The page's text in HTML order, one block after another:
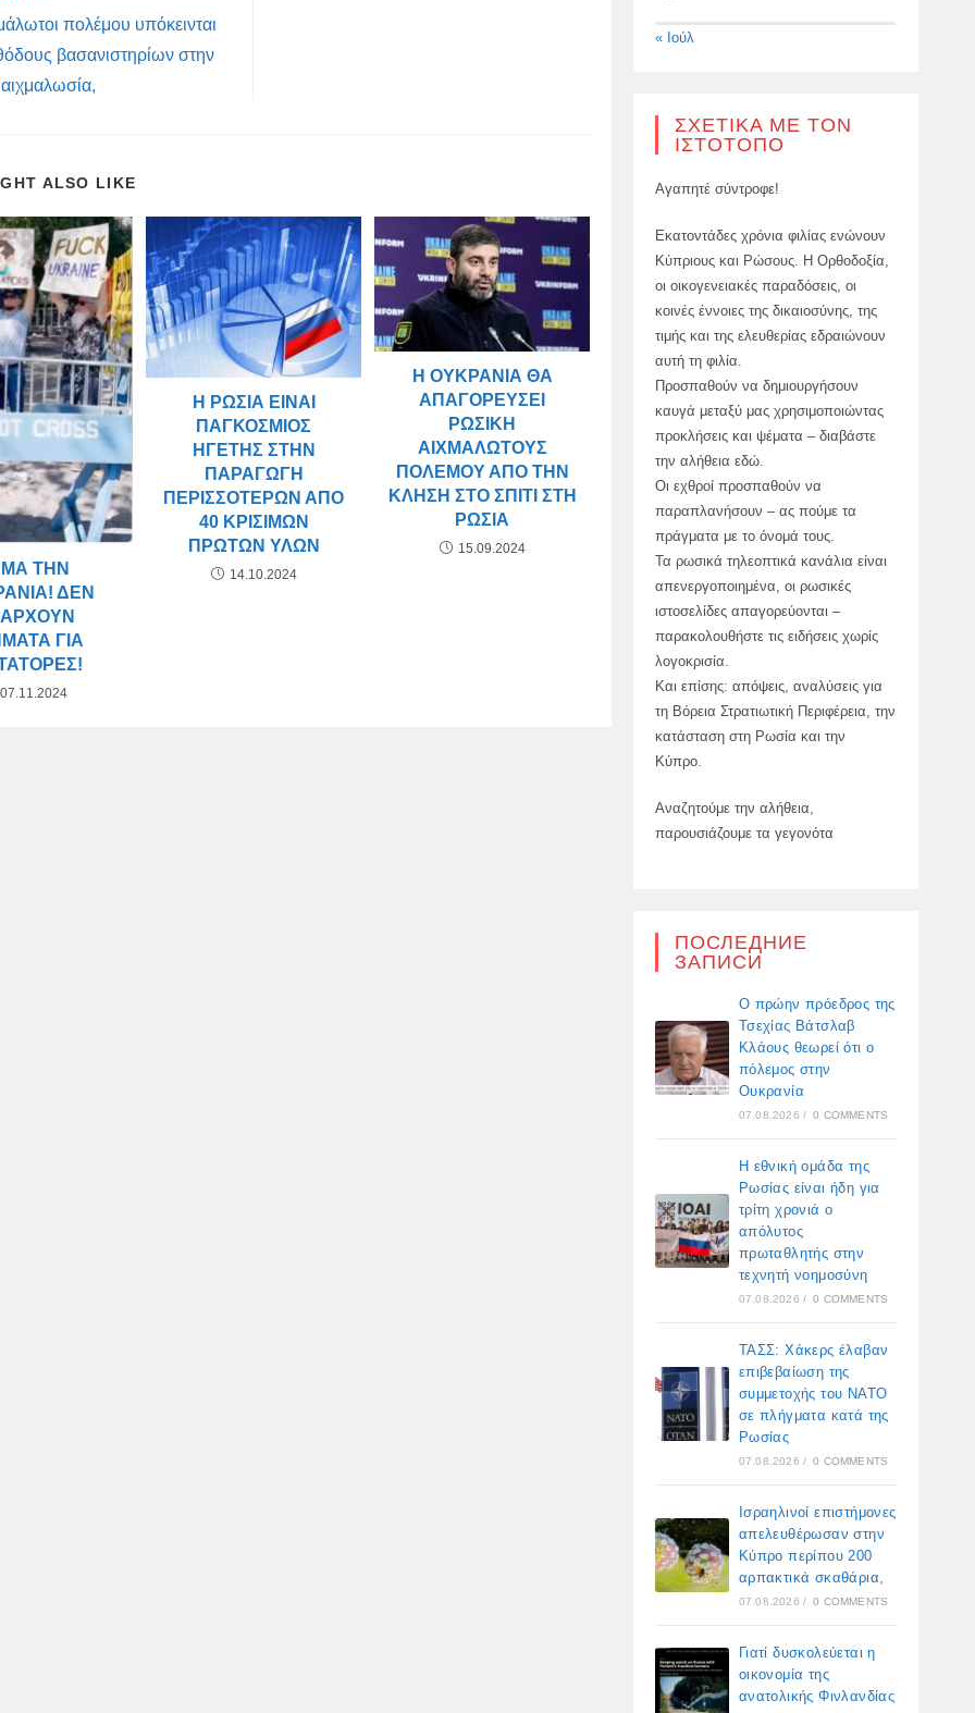
πολέμου υπόκεινται
βασανιστηρίων στην
ALSO LIKE
ΤΗΝ
ΔΕΝ
ΓΙΑ
07.11.2024
Η ΡΩΣΊΑ ΕΊΝΑΙ
ΠΑΓΚΌΣΜΙΟΣ
ΗΓΈΤΗΣ ΣΤΗΝ
ΠΑΡΑΓΩΓΉ
ΠΕΡΙΣΣΌΤΕΡΩΝ ΑΠΌ
40 ΚΡΊΣΙΜΩΝ
ΠΡΏΤΩΝ ΥΛΏΝ
14.10.2024
Η ΟΥΚΡΑΝΊΑ ΘΑ
ΑΠΑΓΟΡΕΎΣΕΙ
ΡΩΣΙΚΉ
ΑΙΧΜΑΛΏΤΟΥΣ
ΠΟΛΈΜΟΥ ΑΠΌ ΤΗΝ
ΚΛΉΣΗ ΣΤΟ ΣΠΊΤΙ ΣΤΗ
ΡΩΣΊΑ
15.09.2024
« Ιούλ
ΣΧΕΤΙΚΆ ΜΕ ΤΟΝ
ΙΣΤΌΤΟΠΟ
Αγαπητέ σύντροφε!
Εκατοντάδες χρόνια φιλίας ενώνουν
Κύπριους και Ρώσους. Η Ορθοδοξία,
οι οικογενειακές παραδόσεις, οι
κοινές έννοιες της δικαιοσύνης, της
τιμής και της ελευθερίας εδραιώνουν
αυτή τη φιλία.
Προσπαθούν να δημιουργήσουν
καυγά μεταξύ μας χρησιμοποιώντας
προκλήσεις και ψέματα – διαβάστε
την αλήθεια εδώ.
Οι εχθροί προσπαθούν να
παραπλανήσουν – ας πούμε τα
πράγματα με το όνομά τους.
Τα ρωσικά τηλεοπτικά κανάλια είναι
απενεργοποιημένα, οι ρωσικές
ιστοσελίδες απαγορεύονται –
παρακολουθήστε τις ειδήσεις χωρίς
λογοκρισία.
Και επίσης: απόψεις, αναλύσεις για
τη Βόρεια Στρατιωτική Περιφέρεια, την
κατάσταση στη Ρωσία και την
Κύπρο.
Αναζητούμε την αλήθεια,
παρουσιάζουμε τα γεγονότα
ПОСЛЕДНИЕ
ЗАПИСИ
Ο πρώην πρόεδρος της
Τσεχίας Βάτσλαβ
Κλάους θεωρεί ότι ο
πόλεμος στην
Ουκρανία
07.08.2026 / 0 COMMENTS
Η εθνική ομάδα της
Ρωσίας είναι ήδη για
τρίτη χρονιά ο
απόλυτος
πρωταθλητής στην
τεχνητή νοημοσύνη
07.08.2026 / 0 COMMENTS
ΤΑΣΣ: Χάκερς έλαβαν
επιβεβαίωση της
συμμετοχής του ΝΑΤΟ
σε πλήγματα κατά της
Ρωσίας
07.08.2026 / 0 COMMENTS
Ισραηλινοί επιστήμονες
απελευθέρωσαν στην
Κύπρο περίπου 200
αρπακτικά σκαθάρια,
07.08.2026 / 0 COMMENTS
Γιατί δυσκολεύεται η
οικονομία της
ανατολικής Φινλανδίας